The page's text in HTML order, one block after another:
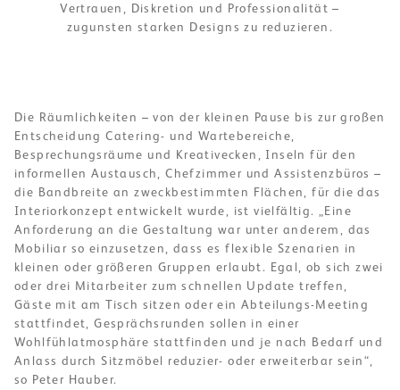
Vertrauen, Diskretion und Professionalität –
zugunsten starken Designs zu reduzieren.
Die Räumlichkeiten – von der kleinen Pause bis zur großen
Entscheidung Catering- und Wartebereiche,
Besprechungsräume und Kreativecken, Inseln für den
informellen Austausch, Chefzimmer und Assistenzbüros –
die Bandbreite an zweckbestimmten Flächen, für die das
Interiorkonzept entwickelt wurde, ist vielfältig. „Eine
Anforderung an die Gestaltung war unter anderem, das
Mobiliar so einzusetzen, dass es flexible Szenarien in
kleinen oder größeren Gruppen erlaubt. Egal, ob sich zwei
oder drei Mitarbeiter zum schnellen Update treffen,
Gäste mit am Tisch sitzen oder ein Abteilungs-Meeting
stattfindet, Gesprächsrunden sollen in einer
Wohlfühlatmosphäre stattfinden und je nach Bedarf und
Anlass durch Sitzmöbel reduzier- oder erweiterbar sein“,
so Peter Hauber.